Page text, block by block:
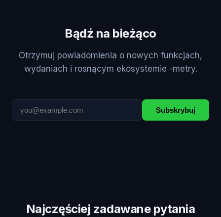
Bądź na bieżąco
Otrzymuj powiadomienia o nowych funkcjach,
wydaniach i rosnącym ekosystemie -metry.
Subskrybuj
Najczęściej zadawane pytania